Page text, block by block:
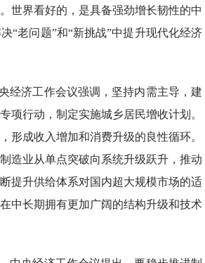
世界看好的，是具备强劲增长韧性的中
“老问题”和“新挑战”中提升现代化经济
经济工作会议强调，坚持内需主导，建
项行动，制定实施城乡居民增收计划。
形成收入增加和消费升级的良性循环。
造业从单点突破向系统升级跃升，推动
提升供给体系对国内超大规模市场的适
中长期拥有更加广阔的结构升级和技术